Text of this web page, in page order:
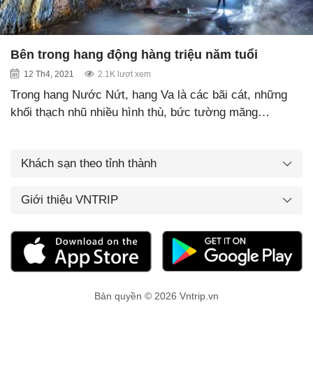
Bên trong hang động hàng triệu năm tuổi
12 Th4, 2021 2.1K lượt xem
Trong hang Nước Nứt, hang Va là các bãi cát, những
khối thạch nhũ nhiều hình thù, bức tường măng…
Khách sạn theo tỉnh thành
Giới thiệu VNTRIP
Bản quyền © 2026 Vntrip.vn